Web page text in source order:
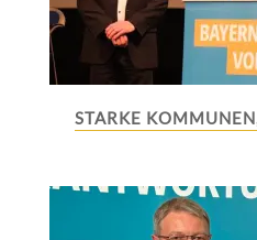
STARKE